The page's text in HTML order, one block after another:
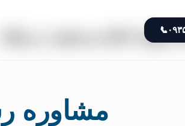
📞
چگونه انجام می‌شود در ژنتیک
مشاوره